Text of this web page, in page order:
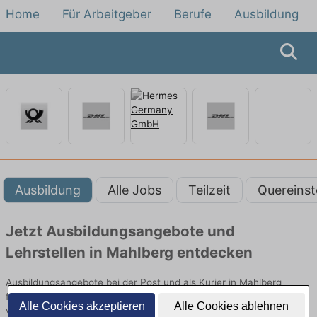
Alle Cookies akzeptieren Alle Cookies ablehnen
Home Für Arbeitgeber Berufe Ausbildung
Ausbildung Alle Jobs Teilzeit
Jetzt Ausbildungsangebote und
Lehrstellen in Mahlberg entdecken
Ausbildungsangebote bei der Post und als Kurier in Mahlberg
finden Sie von namhaften Firmen. Entdecken Sie freie Optionen
von Top-Arbeitgebern und bewerben Sie sich noch heute.